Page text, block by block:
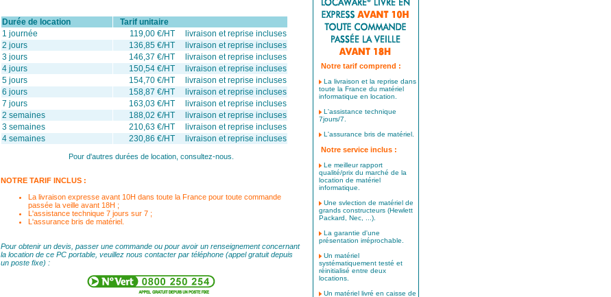
Durée de location
Tarif unitaire
1 journée
119,00 €/HT livraison et reprise incluses
2 jours
136,85 €/HT livraison et reprise incluses
3 jours
146,37 €/HT livraison et reprise incluses
4 jours
150,54 €/HT livraison et reprise incluses
5 jours
154,70 €/HT livraison et reprise incluses
6 jours
158,87 €/HT livraison et reprise incluses
7 jours
163,03 €/HT livraison et reprise incluses
2 semaines
188,02 €/HT livraison et reprise incluses
3 semaines
210,63 €/HT livraison et reprise incluses
4 semaines
230,86 €/HT livraison et reprise incluses
Pour d'autres durées de location, consultez-nous.
NOTRE TARIF INCLUS :
La livraison expresse avant 10H dans toute la France pour toute commande
passée la veille avant 18H ;
L'assistance technique 7 jours sur 7 ;
L'assurance bris de matériel.
Pour obtenir un devis, passer une commande ou pour avoir un renseignement concernant
la location de ce PC portable, veuillez nous contacter par téléphone (appel gratuit depuis
un poste fixe) :
Notre tarif comprend :
La livraison et la reprise dans
toute la France du matériel
informatique en location.
L'assistance technique
7jours/7.
L'assurance bris de matériel.
Notre service inclus :
Le meilleur rapport
qualité/prix du marché de la
location de matériel
informatique.
Une svlection de matériel de
grands constructeurs (Hewlett
Packard, Nec, ...).
La garantie d'une
présentation irréprochable.
Un matériel
systématiquement testé et
réinitialisé entre deux
locations.
Un matériel livré en caisse de